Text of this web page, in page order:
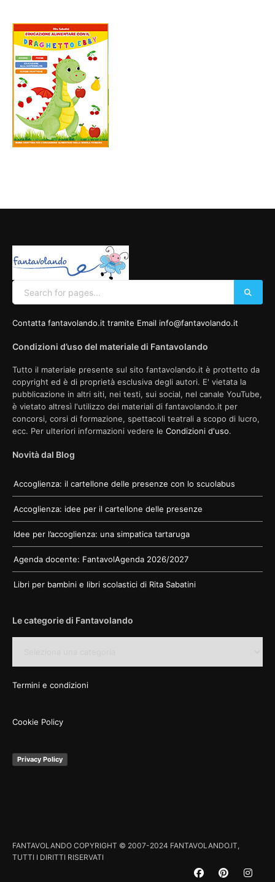
Contatta fantavolando.it tramite Email info@fantavolando.it
Condizioni d’uso del materiale di Fantavolando
Tutto il materiale presente sul sito fantavolando.it è prottetto da
copyright ed è di proprietà esclusiva degli autori. E' vietata la
pubblicazione in altri siti, nei testi, sui social, nel canale YouTube,
è vietato altresì l'utilizzo dei materiali di fantavolando.it per
concorsi, corsi di formazione, spettacoli teatrali a scopo di lucro,
ecc. Per ulteriori informazioni vedere le Condizioni d'uso.
Novità dal Blog
Accoglienza: il cartellone delle presenze con lo scuolabus
Accoglienza: idee per il cartellone delle presenze
Idee per l’accoglienza: una simpatica tartaruga
Agenda docente: FantavolAgenda 2026/2027
Libri per bambini e libri scolastici di Rita Sabatini
Le categorie di Fantavolando
di
Termini e condizioni
Cookie Policy
Privacy Policy
FANTAVOLANDO COPYRIGHT © 2007-2024 FANTAVOLANDO.IT,
TUTTI I DIRITTI RISERVATI